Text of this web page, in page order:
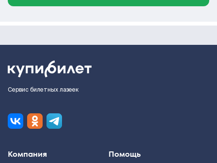
Сервис билетных лазеек
Компания Помощь